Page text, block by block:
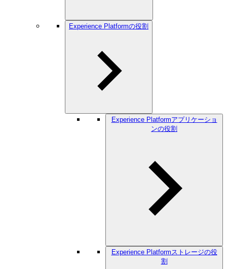
Experience Platformの役割
Experience Platformアプリケーショ
ンの役割
Experience Platformストレージの役
割